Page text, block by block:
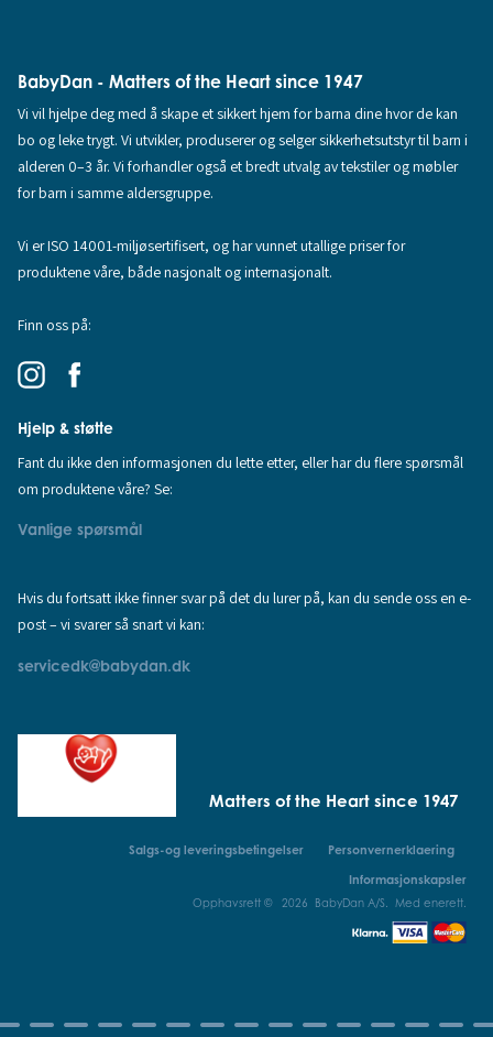
BabyDan - Matters of the Heart since 1947
Vi vil hjelpe deg med å skape et sikkert hjem for barna dine hvor de kan
bo og leke trygt. Vi utvikler, produserer og selger sikkerhetsutstyr til barn i
alderen 0–3 år. Vi forhandler også et bredt utvalg av tekstiler og møbler
for barn i samme aldersgruppe.
Vi er ISO 14001-miljøsertifisert, og har vunnet utallige priser for
produktene våre, både nasjonalt og internasjonalt.
Finn oss på:
Hjelp & støtte
Fant du ikke den informasjonen du lette etter, eller har du flere spørsmål
om produktene våre? Se:
Vanlige spørsmål
Hvis du fortsatt ikke finner svar på det du lurer på, kan du sende oss en e-
post – vi svarer så snart vi kan:
servicedk@babydan.dk
Matters of the Heart since 1947
Salgs-og leveringsbetingelser
Personvernerklaering
Informasjonskapsler
Opphavsrett © 2026 BabyDan A/S. Med enerett.